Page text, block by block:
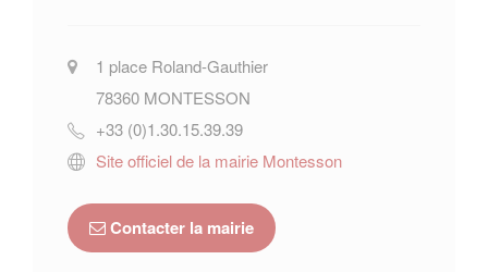
1 place Roland-Gauthier
78360 MONTESSON
+33 (0)1.30.15.39.39
Site officiel de la mairie Montesson
Contacter la mairie